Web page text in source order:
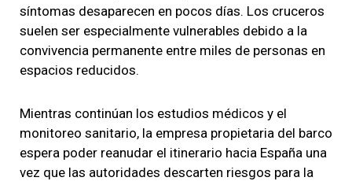
síntomas desaparecen en pocos días. Los cruceros
suelen ser especialmente vulnerables debido a la
convivencia permanente entre miles de personas en
espacios reducidos.
Mientras continúan los estudios médicos y el
monitoreo sanitario, la empresa propietaria del barco
espera poder reanudar el itinerario hacia España una
vez que las autoridades descarten riesgos para la